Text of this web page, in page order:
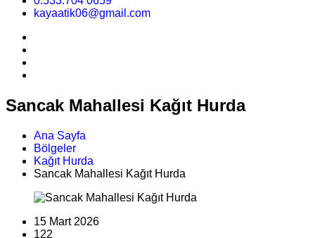
kayaatik06@gmail.com
Sancak Mahallesi Kağıt Hurda
Ana Sayfa
Bölgeler
Kağıt Hurda
Sancak Mahallesi Kağıt Hurda
15 Mart 2026
122